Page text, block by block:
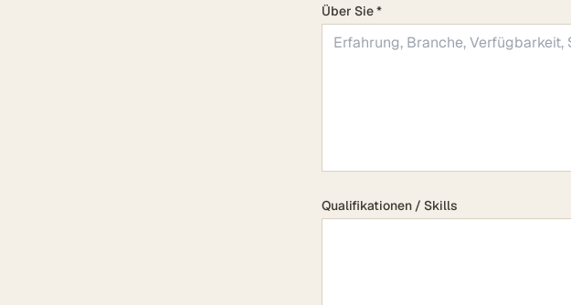
Über Sie *
Qualifikationen / Skills